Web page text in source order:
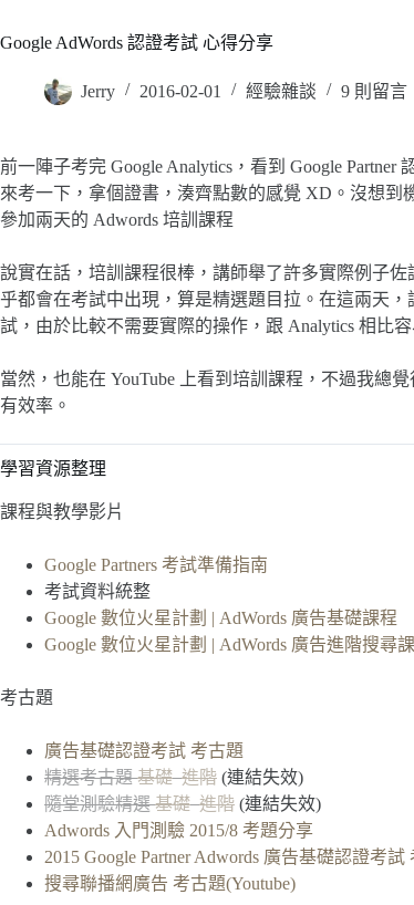
Google AdWords 認證考試 心得分享
Jerry 2016-02-01 經驗雜談 9 則留言
前一陣子考完 Google Analytics，看到 Google
來考一下，拿個證書，湊齊點數的感覺 XD。沒想到
參加兩天的 Adwords 培訓課程
說實在話，培訓課程很棒，講師舉了許多實際例子
乎都會在考試中出現，算是精選題目拉。在這兩天
試，由於比較不需要實際的操作，跟 Analytics 相比
當然，也能在 YouTube 上看到培訓課程，不過我總
有效率。
學習資源整理
課程與教學影片
Google Partners 考試準備指南
考試資料統整
Google 數位火星計劃 | AdWords 廣告基礎課程
Google 數位火星計劃 | AdWords 廣告進階搜尋
考古題
廣告基礎認證考試 考古題
精選考古題基礎 進階 (連結失效)
隨堂測驗精選基礎 進階 (連結失效)
Adwords 入門測驗 2015/8 考題分享
2015 Google Partner Adwords 廣告基礎認證考試
搜尋聯播網廣告 考古題(Youtube)